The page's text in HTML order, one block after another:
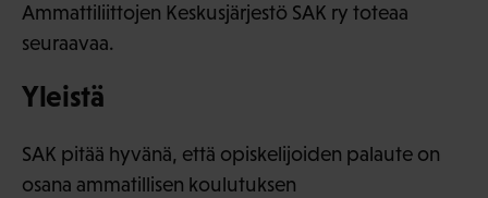
Ammattiliittojen Keskusjärjestö SAK ry toteaa
seuraavaa.
Yleistä
SAK pitää hyvänä, että opiskelijoiden palaute on
osana ammatillisen koulutuksen